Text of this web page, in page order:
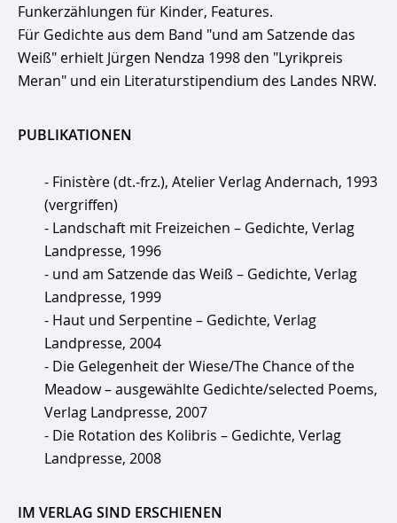
Funkerzählungen für Kinder, Features.
Für Gedichte aus dem Band "und am Satzende das
Weiß" erhielt Jürgen Nendza 1998 den "Lyrikpreis
Meran" und ein Literaturstipendium des Landes NRW.
PUBLIKATIONEN
- Finistère (dt.-frz.), Atelier Verlag Andernach, 1993
(vergriffen)
- Landschaft mit Freizeichen – Gedichte, Verlag
Landpresse, 1996
- und am Satzende das Weiß – Gedichte, Verlag
Landpresse, 1999
- Haut und Serpentine – Gedichte, Verlag
Landpresse, 2004
- Die Gelegenheit der Wiese/The Chance of the
Meadow – ausgewählte Gedichte/selected Poems,
Verlag Landpresse, 2007
- Die Rotation des Kolibris – Gedichte, Verlag
Landpresse, 2008
IM VERLAG SIND ERSCHIENEN